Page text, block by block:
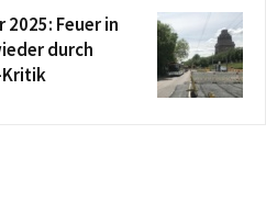
Feuer in
durch